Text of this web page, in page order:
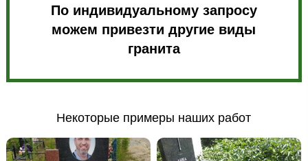
По индивидуальному запросу
можем привезти другие виды
гранита
Некоторые примеры наших работ